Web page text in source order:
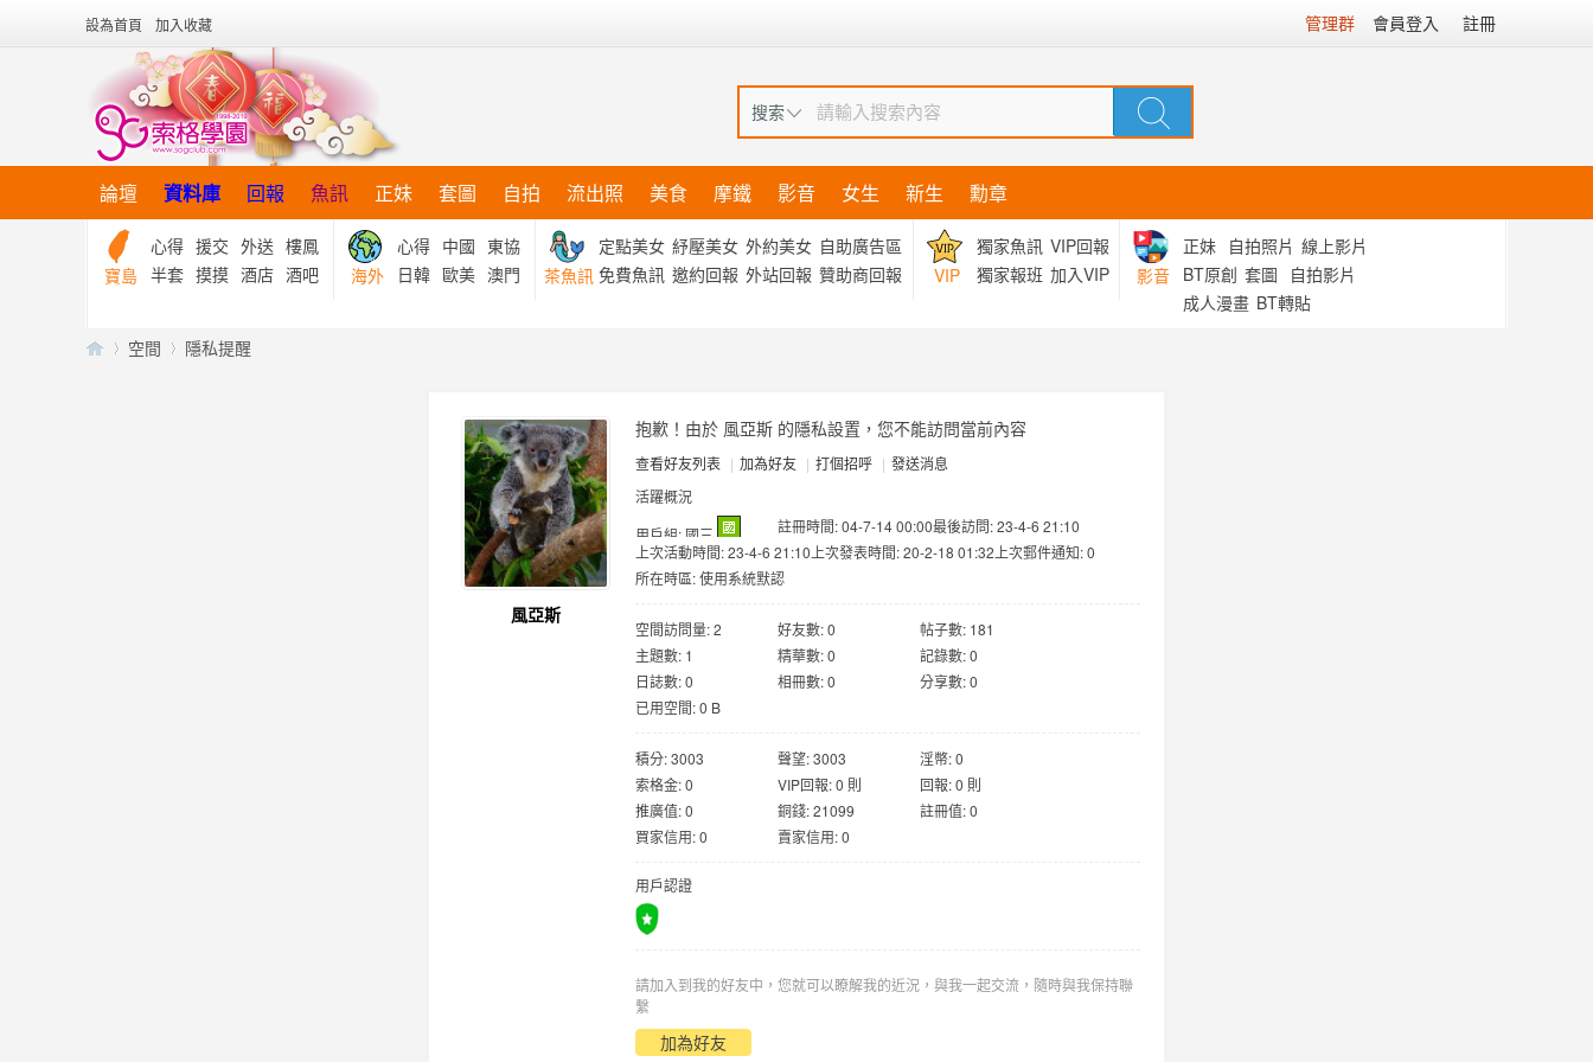
管理群 會員登入 註冊
設為首頁 加入收藏
搜索
論壇 資料庫 回報 魚訊 正妹 套圖 自拍 流出照 美食 摩鐵 影音 女生 新生 勳章
寶島
心得 援交 外送 樓鳳
半套 摸摸 酒店 酒吧 海外
心得 中國 東協
日韓 歐美 澳門 茶魚訊
定點美女 紓壓美女 外約美女 自助廣告區
免費魚訊 邀約回報 外站回報 贊助商回報 VIP
獨家魚訊 VIP回報
獨家報班 加入VIP 影音
正妹 自拍照片 線上影片
BT原創 套圖
自拍影片
成人漫畫 BT轉貼
空間 隱私提醒
風亞斯
抱歉！由於 風亞斯 的隱私設置，您不能訪問當前內容
查看好友列表 | 加為好友 | 打個招呼 | 發送消息
活躍概況
用戶組: 國三 註冊時間: 04-7-14 00:00最後訪問: 23-4-6 21:10
上次活動時間: 23-4-6 21:10 上次發表時間: 20-2-18 01:32 上次郵件通知: 0
所在時區: 使用系統默認
空間訪問量: 2 好友數: 0
帖子數: 181
主題數: 1
精華數: 0
記錄數: 0
日誌數: 0
相冊數: 0
分享數: 0
已用空間: 0 B
積分: 3003 聲望: 3003
淫幣: 0
索格金: 0
VIP回報: 0 則
回報: 0 則
推廣值: 0
銅錢: 21099
註冊值: 0
買家信用: 0
賣家信用: 0
用戶認證
請加入到我的好友中，您就可以瞭解我的近況，與我一起交流，隨時與我保持聯
繫
加為好友